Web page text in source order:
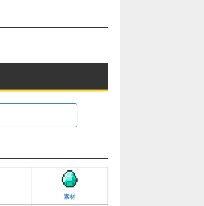
素材